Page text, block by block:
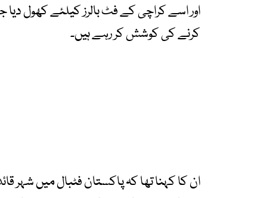
اور اسے کراچی کے فٹ بالرز کیلئے کھول
کرنے کی کوشش کر رہے ہیں۔
ان کا کہنا تھا کہ پاکستان فٹبال میں شہر